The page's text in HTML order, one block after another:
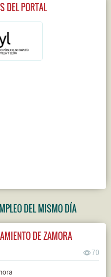
DEL PORTAL
DEL MISMO DÍA
DE ZAMORA
70